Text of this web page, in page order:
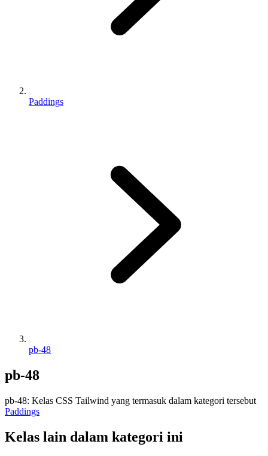
Paddings
pb-48
pb-48
pb-48: Kelas CSS Tailwind yang termasuk dalam kategori tersebut
Paddings
Kelas lain dalam kategori ini